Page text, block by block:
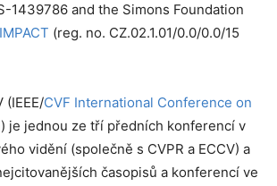
1439786 and the Simons Foundation
IMPACT (reg. no. CZ.02.1.01/0.0/0.0/15
(IEEE/CVF International Conference on
) je jednou ze tří předních konferencí v
vidění (společně s CVPR a ECCV) a
časopisů a konferencí ve